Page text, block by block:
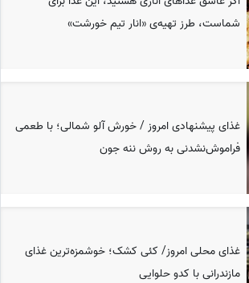
شماست، طرز تهیه‌ی «انار تیم خورشت»
غذای پیشنهادی امروز / خورش آلو شمالی؛ با طعمی
فراموش‌نشدنی به روش ننه جون
غذای محلی امروز/ کئی کشک؛ خوشمزه‌ترین غذای
مازندرانی با کدو حلوایی